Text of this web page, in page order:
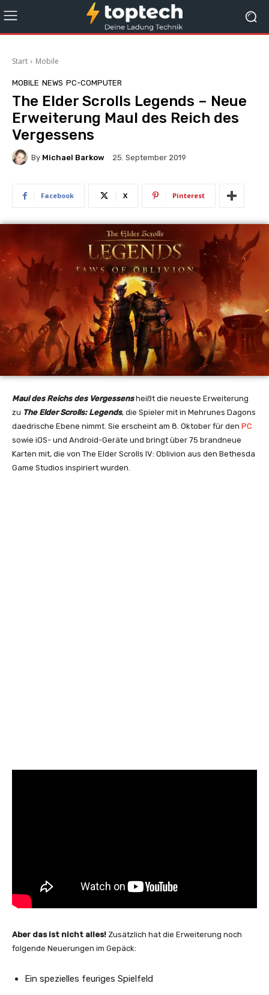
Start Mobile
MOBILE NEWS PC-COMPUTER
The Elder Scrolls Legends – Neue
Erweiterung Maul des Reich des
Vergessens
By Michael Barkow 25. September 2019
Facebook X Pinterest
Maul des Reichs des Vergessensheißt die neueste Erweiterung
zu The Elder Scrolls: Legends, die Spieler mit in Mehrunes Dagons
daedrische Ebene nimmt. Sie erscheint am 8. Oktober für den PC
sowie iOS- und Android-Geräte und bringt über 75 brandneue
Karten mit, die von The Elder Scrolls IV: Oblivion aus den Bethesda
Game Studios inspiriert wurden.
Aber das ist nicht alles! Zusätzlich hat die Erweiterung noch
folgende Neuerungen im Gepäck:
Ein spezielles feuriges Spielfeld